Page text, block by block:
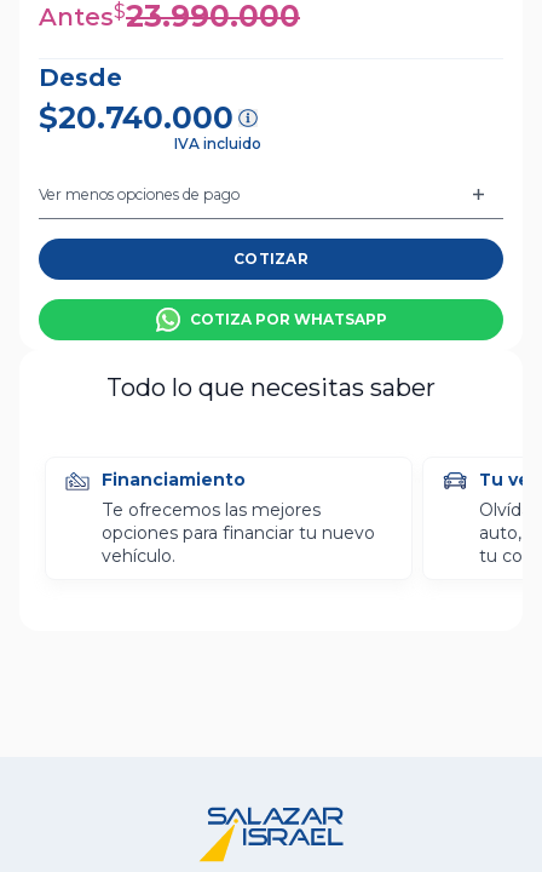
Antes$23.990.000
Desde
$20.740.000
IVA incluido
Ver menos opciones de pago
COTIZAR
COTIZA POR WHATSAPP
Todo lo que necesitas saber
Financiamiento
Te ofrecemos las mejores
opciones para financiar tu nuevo
vehículo.
Tu
auto,
tu